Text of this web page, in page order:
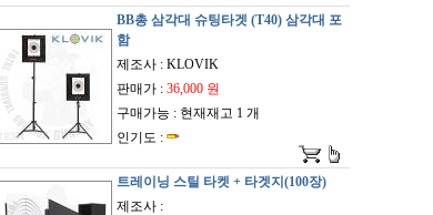
BB총 삼각대 슈팅타겟 (T40) 삼각대 포
함
제조사 : KLOVIK
판매가 : 36,000 원
구매가능 : 현재재고 1 개
인기도 :
트레이닝 스틸 타켓 + 타겟지(100장)
제조사 :